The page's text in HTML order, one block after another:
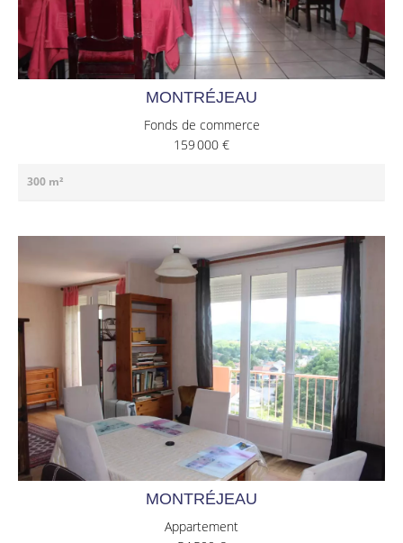
MONTRÉJEAU
Fonds de commerce
159 000 €
300 m²
MONTRÉJEAU
Appartement